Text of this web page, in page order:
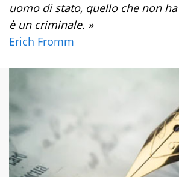
uomo di stato, quello che non
è un criminale. »
Erich Fromm